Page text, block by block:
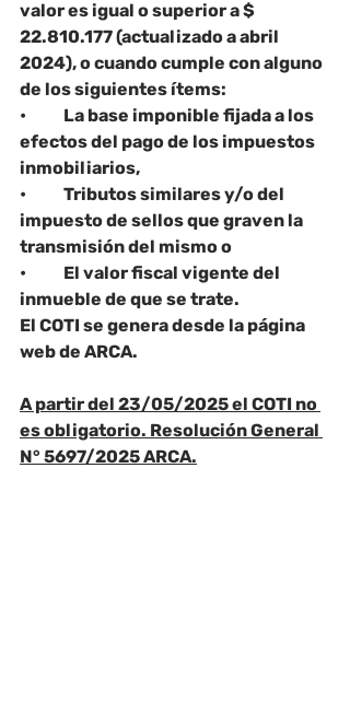
valor es igual o superior a $
22.810.177 (actualizado a abril
2024), o cuando cumple con alguno
de los siguientes ítems:
•	La base imponible fijada a los
efectos del pago de los impuestos
inmobiliarios,
•	Tributos similares y/o del
impuesto de sellos que graven la
transmisión del mismo o
•	El valor fiscal vigente del
inmueble de que se trate.
El COTI se genera desde la página
web de ARCA.
A partir del 23/05/2025 el COTI no
es obligatorio. Resolución General
N° 5697/2025 ARCA.